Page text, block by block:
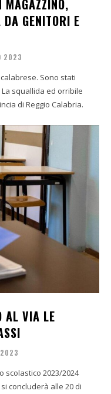
GENITORI E
2023
Sono stati
squallida ed orribile
di Reggio Calabria.
AL VIA LE
2023
scolastico 2023/2024
concluderà alle 20 di